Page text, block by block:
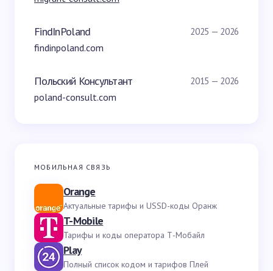
FindInPoland 2025 — 2026
findinpoland.com
Польский Консультант 2015 — 2026
poland-consult.com
МОБИЛЬНАЯ СВЯЗЬ
Orange
Актуальные тарифы и USSD-коды Оранж
T-Mobile
Тарифы и коды оператора Т-Мобайл
Play
Полный список кодом и тарифов Плей